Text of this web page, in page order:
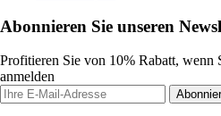
Abonnieren Sie unseren
Profitieren Sie von 10% Rabatt, wenn
anmelden